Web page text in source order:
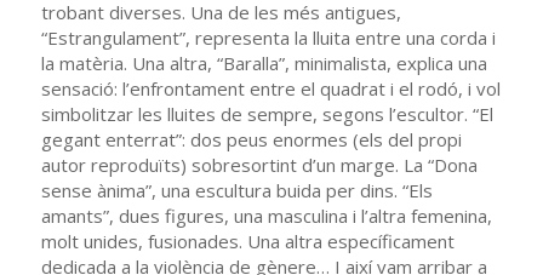
trobant diverses. Una de les més antigues,
“Estrangulament”, representa la lluita entre una corda i
la matèria. Una altra, “Baralla”, minimalista, explica una
sensació: l’enfrontament entre el quadrat i el rodó, i vol
simbolitzar les lluites de sempre, segons l’escultor. “El
gegant enterrat”: dos peus enormes (els del propi
autor reproduïts) sobresortint d’un marge. La “Dona
sense ànima”, una escultura buida per dins. “Els
amants”, dues figures, una masculina i l’altra femenina,
molt unides, fusionades. Una altra específicament
dedicada a la violència de gènere… I així vam arribar a